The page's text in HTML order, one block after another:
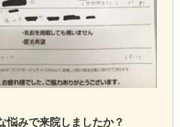
悩みで来院しましたか？